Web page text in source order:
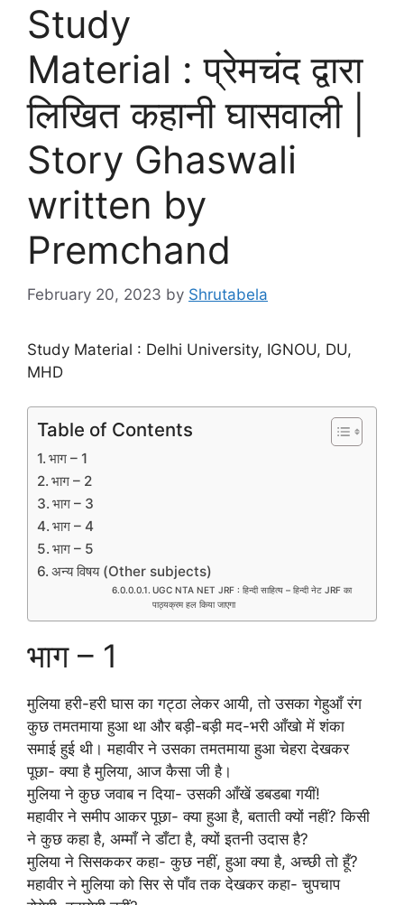
Study
Material : प्रेमचंद द्वारा
लिखित कहानी घासवाली |
Story Ghaswali
written by
Premchand
February 20, 2023 by Shrutabela
Study Material : Delhi University, IGNOU, DU,
MHD
Table of Contents
भाग – 1
भाग – 2
भाग – 3
भाग – 4
भाग – 5
अन्य विषय (Other subjects)
UGC NTA NET JRF : हिन्दी साहित्य – हिन्दी नेट JRF का
पाठ्यक्रम हल किया जाएगा
भाग – 1
मुलिया हरी-हरी घास का गट्ठा लेकर आयी, तो उसका गेहुआँ रंग
कुछ तमतमाया हुआ था और बड़ी-बड़ी मद-भरी आँखो में शंका
समाई हुई थी। महावीर ने उसका तमतमाया हुआ चेहरा देखकर
पूछा- क्या है मुलिया, आज कैसा जी है।
मुलिया ने कुछ जवाब न दिया- उसकी आँखें डबडबा गयीं!
महावीर ने समीप आकर पूछा- क्या हुआ है, बताती क्यों नहीं? किसी
ने कुछ कहा है, अम्माँ ने डाँटा है, क्यों इतनी उदास है?
मुलिया ने सिसककर कहा- कुछ नहीं, हुआ क्या है, अच्छी तो हूँ?
महावीर ने मुलिया को सिर से पाँव तक देखकर कहा- चुपचाप